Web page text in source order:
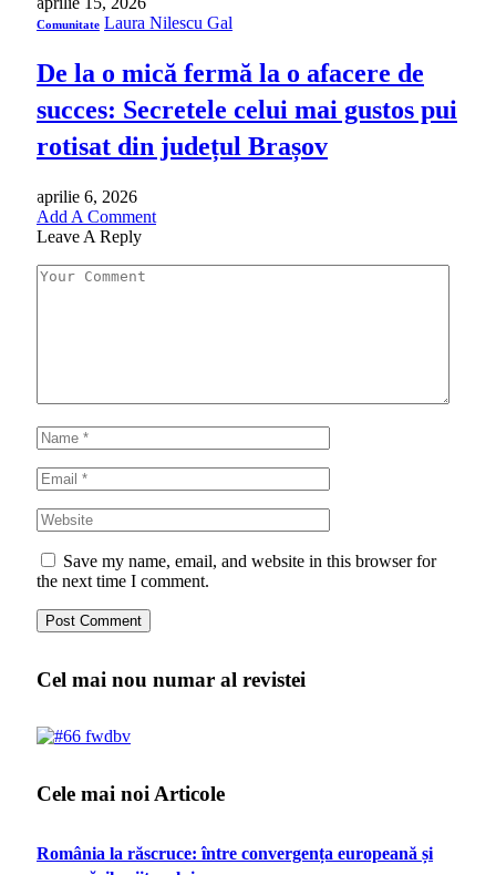
Comunitate Laura Nilescu Gal
De la o mică fermă la o afacere de
succes: Secretele celui mai gustos pui
rotisat din județul Brașov
aprilie 6, 2026
Add A Comment
Leave A Reply
Save my name, email, and website in this browser for
the next time I comment.
Cel mai nou numar al revistei
Cele mai noi Articole
România la răscruce: între convergența europeană și